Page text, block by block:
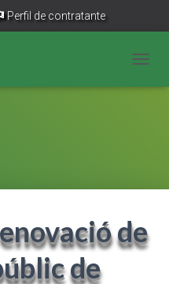
Perfil de contratante
de
de